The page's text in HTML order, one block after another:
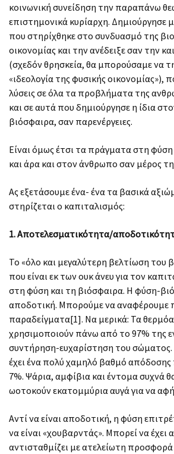
κοινωνική συνείδηση την παραπάνω
επιστημονικά κυρίαρχη. Δημιούργησε
που στηρίχθηκε στο συνδυασμό της
οικονομίας και την ανέδειξε σαν την
(σχεδόν θρησκεία, θα μπορούσαμε να
«ιδεολογία της φυσικής οικονομίας»),
λύσεις σε όλα τα προβλήματα της
και σε αυτά που δημιούργησε η ίδια
βιόσφαιρα, σαν παρενέργειες.
Είναι όμως έτσι τα πράγματα στη
και άρα και στον άνθρωπο σαν μέρος
Ας εξετάσουμε ένα- ένα τα βασικά
στηρίζεται ο καπιταλισμός:
1. Αποτελεσματικότητα/
Το «όλο και μεγαλύτερη βελτίωση του
που είναι εκ των ουκ άνευ για τον
στη φύση και τη βιόσφαιρα. Η φύση-
αποδοτική. Μπορούμε να αναφέρουμε
παραδείγματα[1]. Να μερικά: Τα
χρησιμοποιούν πάνω από το 97% της
συντήρηση-ευχαρίστηση του
έχει ένα πολύ χαμηλό βαθμό απόδοσης
7%. Ψάρια, αμφίβια και έντομα συχνά
ωοτοκούν εκατομμύρια αυγά για να
Αντί να είναι αποδοτική, η φύση
να είναι «χουβαρντάς». Μπορεί να έχει
αντισταθμίζει με ατελείωτη